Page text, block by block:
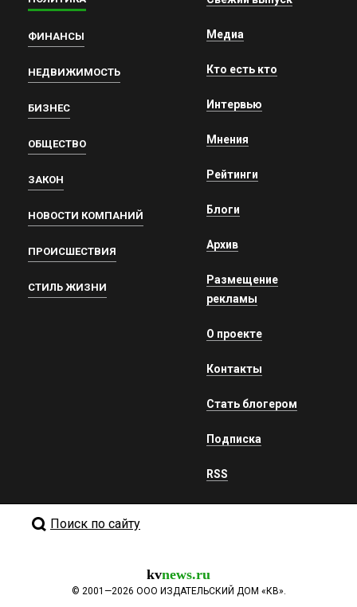
ФИНАНСЫ
НЕДВИЖИМОСТЬ
БИЗНЕС
ОБЩЕСТВО
ЗАКОН
НОВОСТИ КОМПАНИЙ
ПРОИСШЕСТВИЯ
СТИЛЬ ЖИЗНИ
Медиа
Кто есть кто
Интервью
Мнения
Рейтинги
Блоги
Архив
Размещение
рекламы
О проекте
Контакты
Стать блогером
Подписка
RSS
Поиск по сайту
kvnews.ru
© 2001—2026 ООО ИЗДАТЕЛЬСКИЙ ДОМ «КВ».